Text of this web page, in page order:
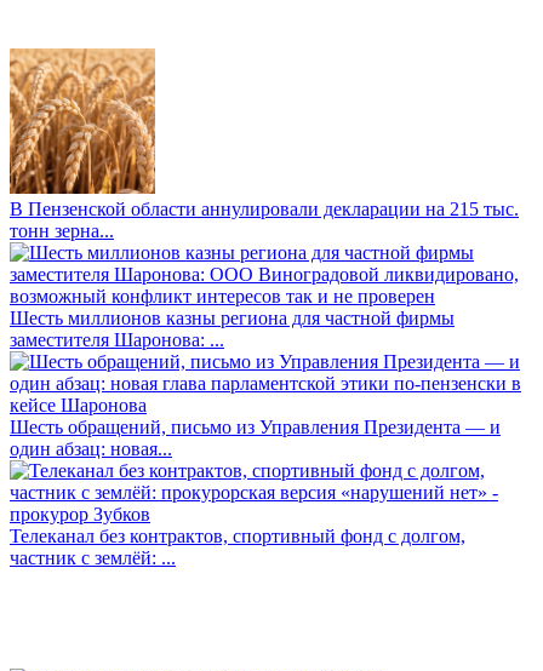
В Пензенской области аннулировали декларации на 215 тыс.
тонн зерна...
Шесть миллионов казны региона для частной фирмы
заместителя Шаронова: ...
Шесть обращений, письмо из Управления Президента — и
один абзац: новая...
Телеканал без контрактов, спортивный фонд с долгом,
частник с землёй: ...